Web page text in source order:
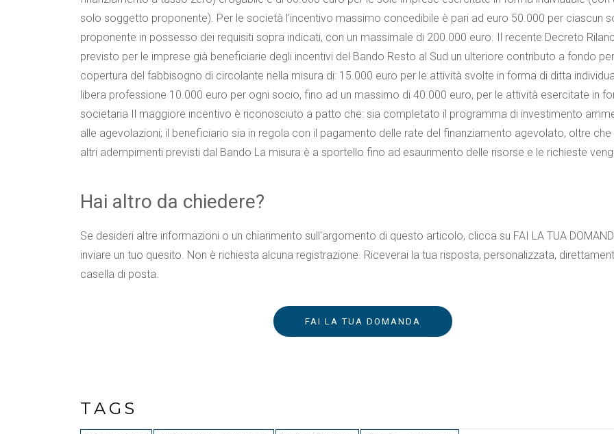
solo soggetto proponente). Per le società l’incentivo massimo concedibile è pari ad euro 50.000 per ciascun
proponente in possesso dei requisiti sopra indicati, con un massimale di 200.000 euro. Il recente Decreto
previsto per le imprese già beneficiarie degli incentivi del Bando Resto al Sud un ulteriore contributo a fondo
copertura del fabbisogno di circolante nella misura di: 15.000 euro per le attività svolte in forma di ditta
libera professione 10.000 euro per ogni socio, fino ad un massimo di 40.000 euro, per le attività esercitate in
societaria Il maggiore incentivo è riconosciuto a patto che: sia completato il programma di investimento
alle agevolazioni; il beneficiario sia in regola con il pagamento delle rate del finanziamento agevolato, oltre che
altri adempimenti previsti dal Bando La misura è a sportello fino ad esaurimento delle risorse e le richieste
Hai altro da chiedere?
Se desideri altre informazioni o un chiarimento sull'argomento di questo articolo, clicca su FAI LA TUA
inviare un tuo quesito. Non è richiesta alcuna registrazione. Riceverai la tua risposta, personalizzata,
casella di posta.
FAI LA TUA DOMANDA
TAGS